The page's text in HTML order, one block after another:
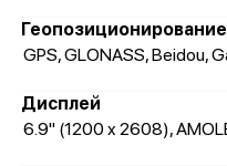
Геопозиционирование
GPS, GLONASS, Beidou,
Дисплей
6.9" (1200 x 2608),